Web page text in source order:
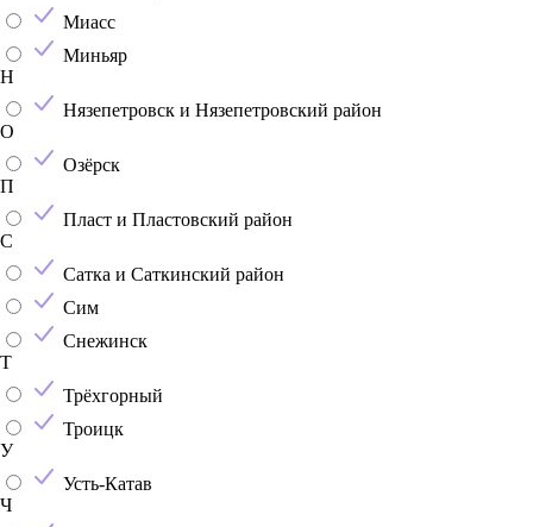
Миасс
Миньяр
Н
Нязепетровск и Нязепетровский район
О
Озёрск
П
Пласт и Пластовский район
С
Сатка и Саткинский район
Сим
Снежинск
Т
Трёхгорный
Троицк
У
Усть-Катав
Ч